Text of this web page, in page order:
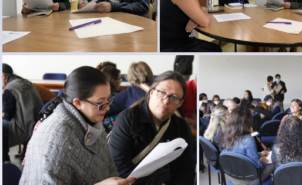
reunion profes 1ago22 29 reunion profes 1ago22 28